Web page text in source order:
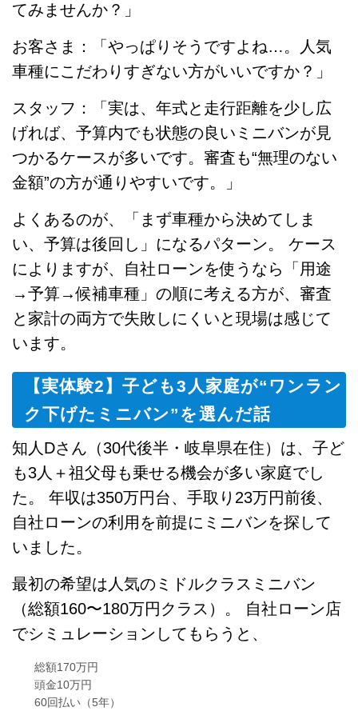
てみませんか？」
お客さま：「やっぱりそうですよね…。人気
車種にこだわりすぎない方がいいですか？」
スタッフ：「実は、年式と走行距離を少し広
げれば、予算内でも状態の良いミニバンが見
つかるケースが多いです。審査も“無理のない
金額”の方が通りやすいです。」
よくあるのが、「まず車種から決めてしま
い、予算は後回し」になるパターン。 ケース
によりますが、自社ローンを使うなら「用途
→予算→候補車種」の順に考える方が、審査
と家計の両方で失敗しにくいと現場は感じて
います。
【実体験2】子ども3人家庭が“ワンラン
ク下げたミニバン”を選んだ話
知人Dさん（30代後半・岐阜県在住）は、子ど
も3人＋祖父母も乗せる機会が多い家庭でし
た。 年収は350万円台、手取り23万円前後、
自社ローンの利用を前提にミニバンを探して
いました。
最初の希望は人気のミドルクラスミニバン
（総額160〜180万円クラス）。 自社ローン店
でシミュレーションしてもらうと、
総額170万円
頭金10万円
60回払い（5年）